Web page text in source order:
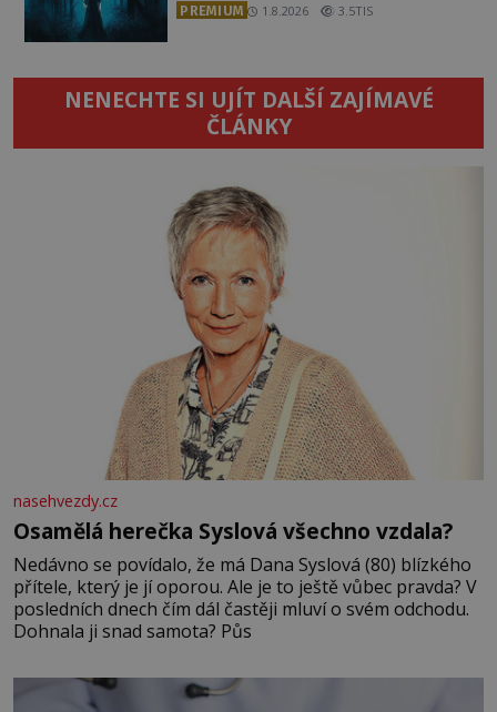
PREMIUM 1.8.2026 3.5TIS
NENECHTE SI UJÍT DALŠÍ ZAJÍMAVÉ
ČLÁNKY
nasehvezdy.cz
Osamělá herečka Syslová všechno vzdala?
Nedávno se povídalo, že má Dana Syslová (80) blízkého
přítele, který je jí oporou. Ale je to ještě vůbec pravda? V
posledních dnech čím dál častěji mluví o svém odchodu.
Dohnala ji snad samota? Půs